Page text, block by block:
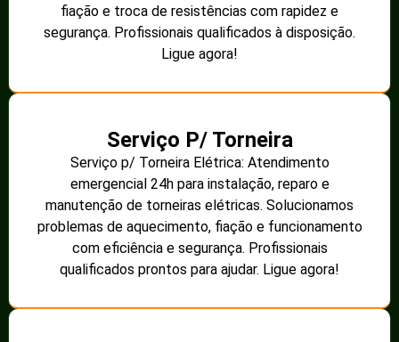
fiação e troca de resistências com rapidez e
segurança. Profissionais qualificados à disposição.
Ligue agora!
Serviço P/ Torneira
Serviço p/ Torneira Elétrica: Atendimento
emergencial 24h para instalação, reparo e
manutenção de torneiras elétricas. Solucionamos
problemas de aquecimento, fiação e funcionamento
com eficiência e segurança. Profissionais
qualificados prontos para ajudar. Ligue agora!